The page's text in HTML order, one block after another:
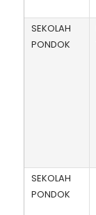
SEKOLAH
PONDOK
SEKOLAH
PONDOK